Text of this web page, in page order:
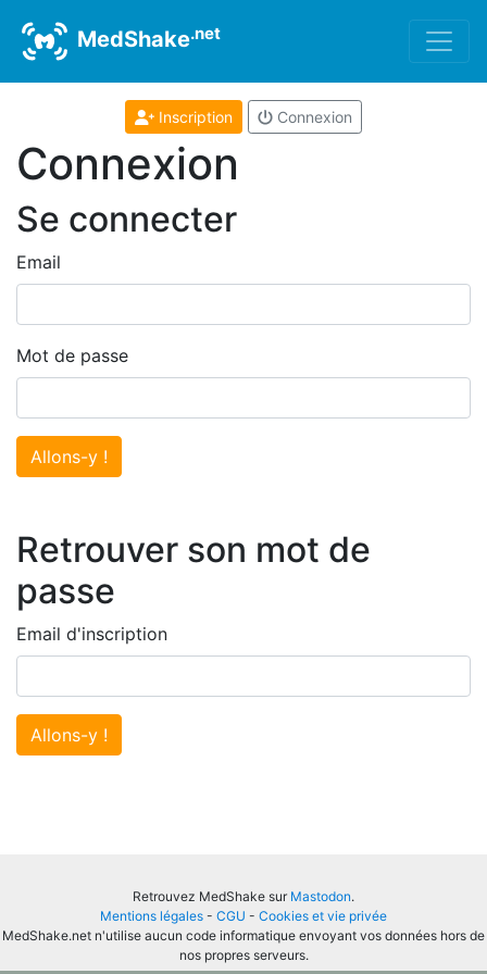
MedShake.net
Inscription Connexion
Connexion
Se connecter
Email
Mot de passe
Allons-y !
Retrouver son mot de
passe
Email d'inscription
Allons-y !
Retrouvez MedShake sur Mastodon.
Mentions légales - CGU - Cookies et vie privée
MedShake.net n'utilise aucun code informatique envoyant vos données hors de
nos propres serveurs.